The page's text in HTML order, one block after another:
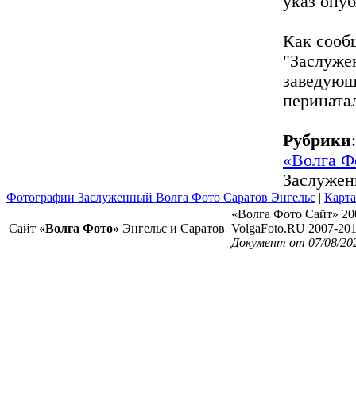
Как
Рубрики
«Волга
Фотографии Заслуженный Волга Фото Саратов Энгельс |
Сайт «Волга Фото» Энгельс и Саратов
«Волга Фото Сайт»
VolgaFoto.RU 2007-
Документ от 07/08/